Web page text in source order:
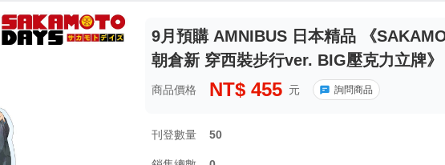
9月預購 AMNIBUS 日本精品 《
朝倉新 穿西裝步行ver. BIG壓克力立牌
商品價格 NT$ 455 元 詢問商品
刊登數量 50